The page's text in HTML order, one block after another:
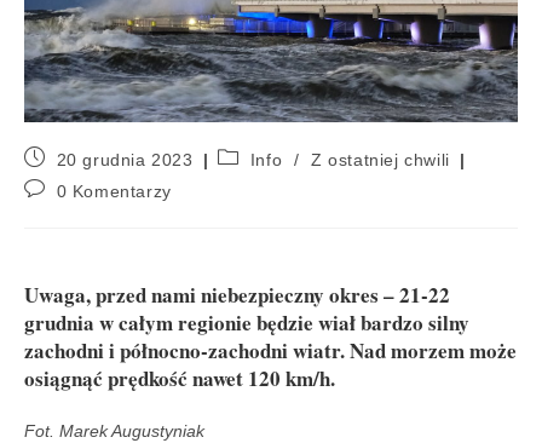
20 grudnia 2023 Info /
Z ostatniej chwili
0 Komentarzy
Uwaga, przed nami niebezpieczny okres – 21-22
grudnia w całym regionie będzie wiał bardzo silny
zachodni i północno-zachodni wiatr. Nad morzem może
osiągnąć prędkość nawet 120 km/h.
Fot. Marek Augustyniak